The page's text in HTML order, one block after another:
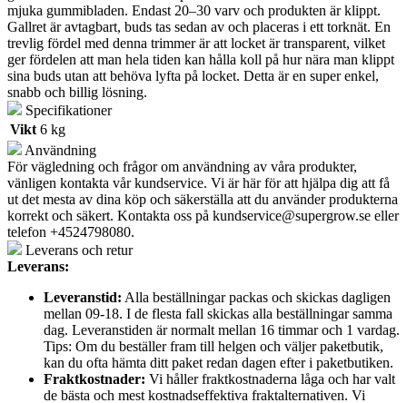
mjuka gummibladen. Endast 20–30 varv och produkten är klippt.
Gallret är avtagbart, buds tas sedan av och placeras i ett torknät. En
trevlig fördel med denna trimmer är att locket är transparent, vilket
ger fördelen att man hela tiden kan hålla koll på hur nära man klippt
sina buds utan att behöva lyfta på locket. Detta är en super enkel,
snabb och billig lösning.
Specifikationer
Vikt 6 kg
Användning
För vägledning och frågor om användning av våra produkter,
vänligen kontakta vår kundservice. Vi är här för att hjälpa dig att få
ut det mesta av dina köp och säkerställa att du använder produkterna
korrekt och säkert. Kontakta oss på kundservice@supergrow.se eller
telefon +4524798080.
Leverans och retur
Leverans:
Leveranstid: Alla beställningar packas och skickas dagligen
mellan 09-18. I de flesta fall skickas alla beställningar samma
dag. Leveranstiden är normalt mellan 16 timmar och 1 vardag.
Tips: Om du beställer fram till helgen och väljer paketbutik,
kan du ofta hämta ditt paket redan dagen efter i paketbutiken.
Fraktkostnader: Vi håller fraktkostnaderna låga och har valt
de bästa och mest kostnadseffektiva fraktalternativen. Vi